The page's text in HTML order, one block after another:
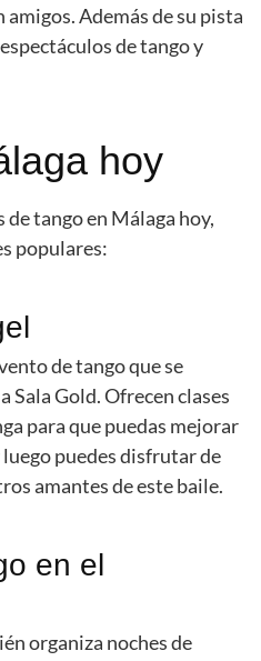
amigos. Además de su pista
de tango y
hoy
tango en Málaga hoy,
populares:
de tango que se
Sala Gold. Ofrecen clases
para que puedas mejorar
puedes disfrutar de
amantes de este baile.
en el
organiza noches de